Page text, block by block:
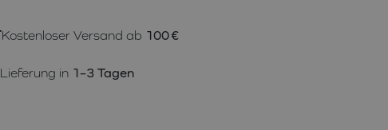
Kostenloser Versand ab 100 €
Lieferung in 1–3 Tagen